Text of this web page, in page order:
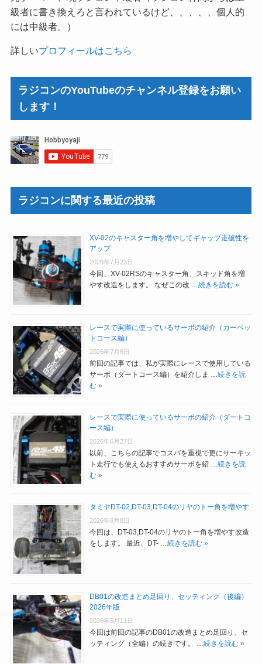
級者に書き換えろと言われているけど、、、、、個人的
には中級者。）
詳しいプロフィールはこちら
ラジコンのYouTubeのチャンネル登録をお願い
します！
ラジコンに関する最近の投稿
XV-02のキャスター角を増やしてギャップ走破性を
アップ
2026年7月23日
今回、XV-02RSのキャスター角、スキッド角を増
やす改造をします。 なぜこの改 …続きを読む »
レースで実際に使っているサーボの紹介（カーペッ
トコース編）
2026年7月6日
前回の記事では、私が実際にレースで使用している
サーボ（ダートコース編）を紹介しま …続きを読
む »
レースで実際に使っているサーボの紹介（ダートコ
ース編）
2026年6月27日
以前、こちらの記事でコスパを重視で更にサーキッ
ト走行でも使えるおすすめサーボを紹 …続きを読
む »
タミヤDT-02,DT-03,DT-04のリヤのトー角を増やす
2026年6月8日
今回は、DT-03,DT-04のリヤのトー角を増やす改造
をします。 最近、DT- …続きを読む »
DB01の改造まとめ足回り、セッティング（後編）
2026年版
2026年5月11日
今回は前回の記事のDB01の改造まとめ足回り、セ
ッティング（全編）の続きです。 …続きを読む »